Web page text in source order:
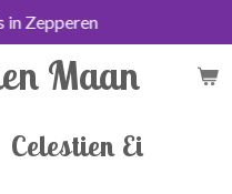
Maan
in Zepperen
Celestien Ei